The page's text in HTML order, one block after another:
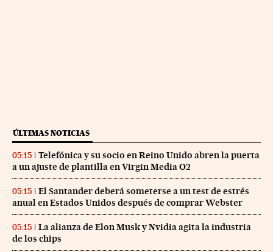
ÚLTIMAS NOTICIAS
05:15
Telefónica y su socio en Reino Unido abren la puerta
a un ajuste de plantilla en Virgin Media O2
05:15
El Santander deberá someterse a un test de estrés
anual en Estados Unidos después de comprar Webster
05:15
La alianza de Elon Musk y Nvidia agita la industria
de los chips